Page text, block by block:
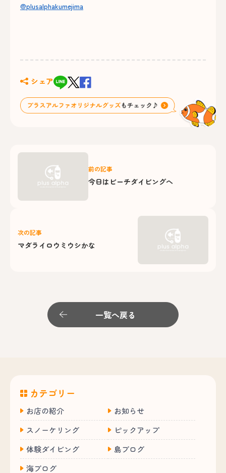
@plusalphakumejima
シェア
前の記事
今日はビーチダイビングへ
次の記事
マダライロウミウシかな
一覧へ戻る
カテゴリー
お店の紹介
お知らせ
スノーケリング
ピックアップ
体験ダイビング
島ブログ
海ブログ